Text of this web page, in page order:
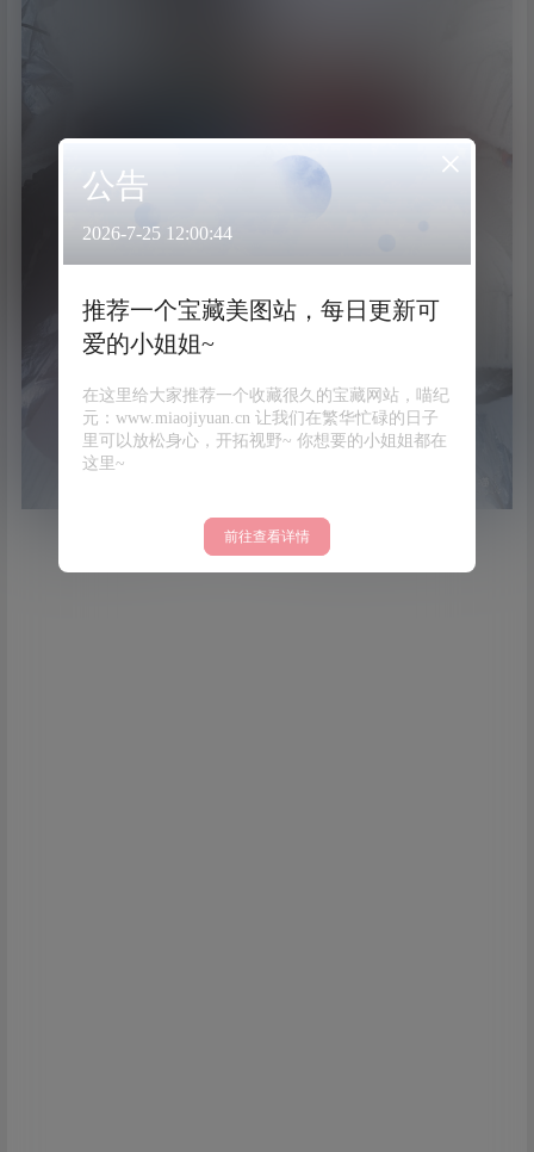
×
公告
2026-7-25 12:00:44
推荐一个宝藏美图站，每日更新可
爱的小姐姐~
在这里给大家推荐一个收藏很久的宝藏网站，喵纪
元：www.miaojiyuan.cn 让我们在繁华忙碌的日子
里可以放松身心，开拓视野~ 你想要的小姐姐都在
这里~
前往查看详情